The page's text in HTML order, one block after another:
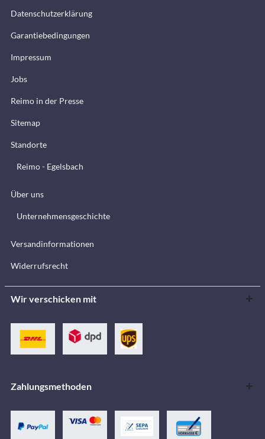
Datenschutzerklärung
Garantiebedingungen
Impressum
Jobs
Reimo in der Presse
Sitemap
Standorte
Reimo - Egelsbach
Über uns
Unternehmensgeschichte
Versandinformationen
Widerrufsrecht
Wir verschicken mit
Zahlungsmethoden